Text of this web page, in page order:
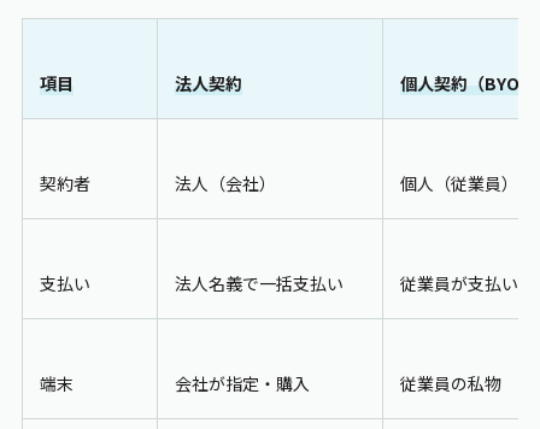
項目 法人契約 個人契約（BYOD
契約者 法人（会社） 個人（従業員）
支払い 法人名義で一括支払い 従業員が支払い
端末 会社が指定・購入 従業員の私物